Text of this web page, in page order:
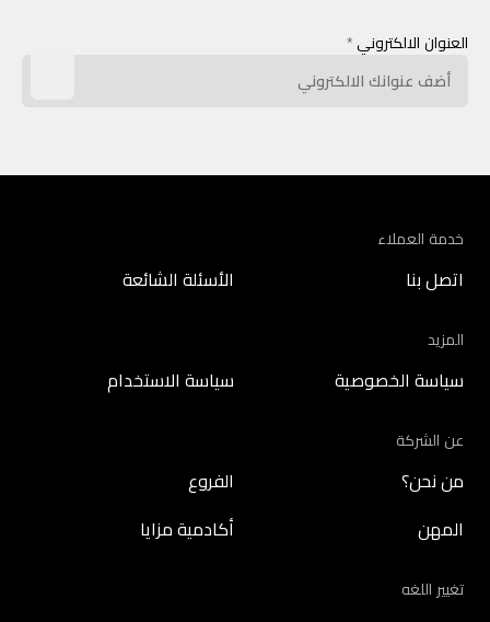
العنوان الالكتروني *
خدمة العملاء
اتصل بنا الأسئلة الشائعة
المزيد
سياسة الخصوصية سياسة الاستخدام
عن الشركة
من نحن؟ الفروع
المهن أكادمية مزايا
تغيير اللغه